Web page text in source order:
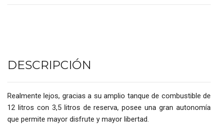
DESCRIPCIÓN
Realmente lejos, gracias a su amplio tanque de combustible de
12 litros con 3,5 litros de reserva, posee una gran autonomía
que permite mayor disfrute y mayor libertad.